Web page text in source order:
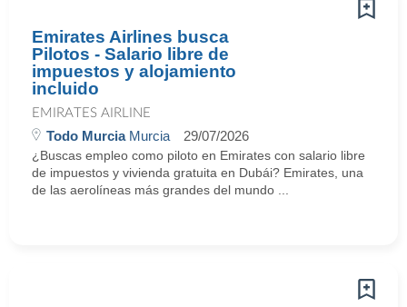
Emirates Airlines busca
Pilotos - Salario libre de
impuestos y alojamiento
incluido
EMIRATES AIRLINE
Todo MurciaMurcia 29/07/2026
¿Buscas empleo como piloto en Emirates con salario libre
de impuestos y vivienda gratuita en Dubái? Emirates, una
de las aerolíneas más grandes del mundo ...